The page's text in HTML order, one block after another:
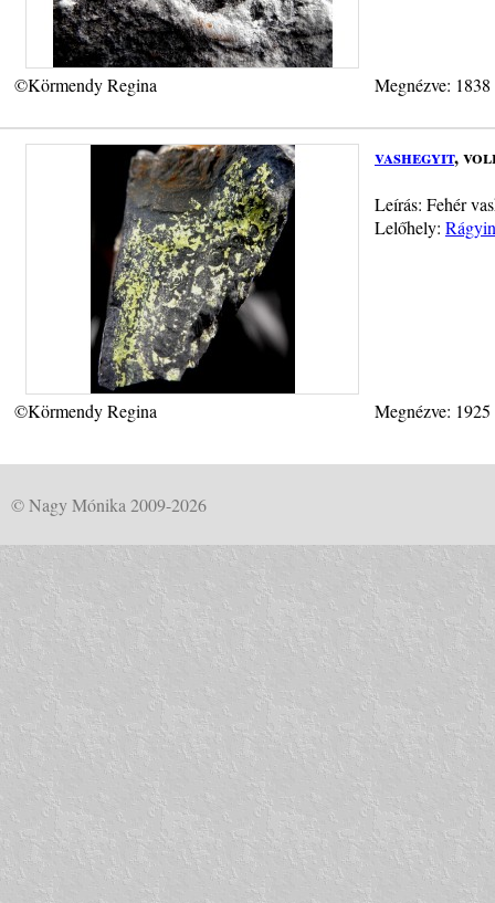
©Körmendy Regina Megnézve:
vashegyit,
Leírás: Fehér
Lelőhely:
©Körmendy Regina Megnézve:
© Nagy Mónika 2009-2026